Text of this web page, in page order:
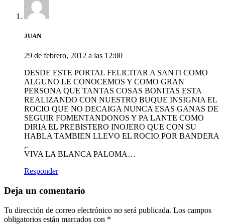
JUAN
29 de febrero, 2012 a las 12:00
DESDE ESTE PORTAL FELICITAR A SANTI COMO
ALGUNO LE CONOCEMOS Y COMO GRAN
PERSONA QUE TANTAS COSAS BONITAS ESTA
REALIZANDO CON NUESTRO BUQUE INSIGNIA EL
ROCIO QUE NO DECAIGA NUNCA ESAS GANAS DE
SEGUIR FOMENTANDONOS Y PA LANTE COMO
DIRIA EL PREBISTERO INOJERO QUE CON SU
HABLA TAMBIEN LLEVO EL ROCIO POR BANDERA
,.
VIVA LA BLANCA PALOMA…
Responder
Deja un comentario
Tu dirección de correo electrónico no será publicada. Los campos
obligatorios están marcados con *